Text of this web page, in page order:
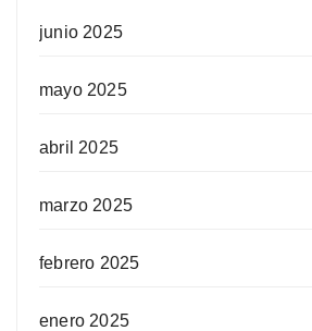
junio 2025
mayo 2025
abril 2025
marzo 2025
febrero 2025
enero 2025